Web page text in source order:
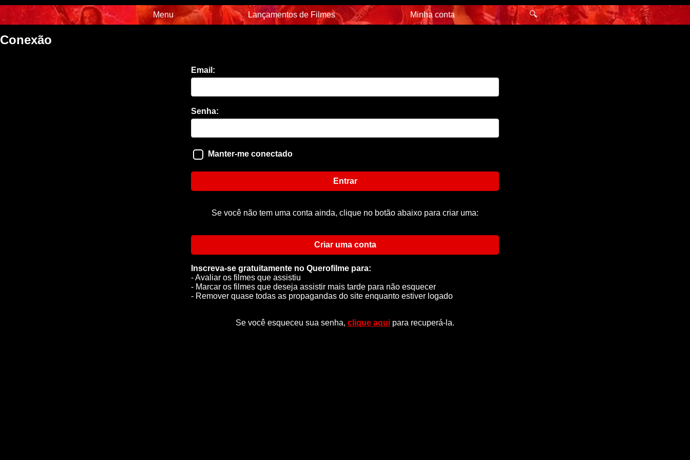
Menu Lançamentos de Filmes Minha conta 🔍
Conexão
Email:
Senha:
Manter-me conectado
Entrar
Se você não tem uma conta ainda, clique no botão abaixo para criar uma:
Criar uma conta
Inscreva-se gratuitamente no Querofilme para:
- Avaliar os filmes que assistiu
- Marcar os filmes que deseja assistir mais tarde para não esquecer
- Remover quase todas as propagandas do site enquanto estiver logado
Se você esqueceu sua senha, clique aqui para recuperá-la.